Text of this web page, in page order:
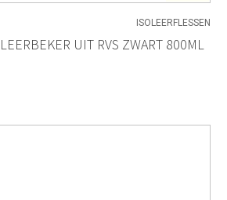
ISOLEERFLESSEN
UIT RVS ZWART 800ML